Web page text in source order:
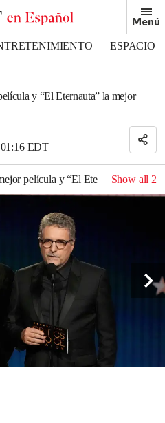
Menú
ESPACIO
y “El Eternauta” la mejor
EDT
película y “El Eternauta” la
Show all 2